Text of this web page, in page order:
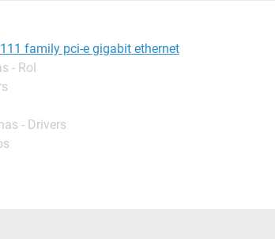
family pci-e gigabit ethernet
- Rol
- Drivers